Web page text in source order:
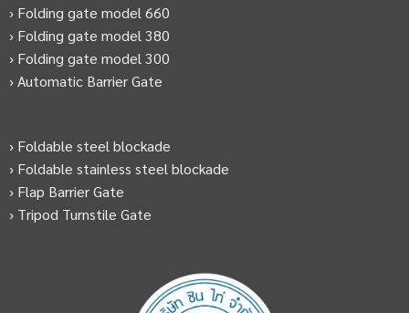
› Folding gate model 660
› Folding gate model 380
› Folding gate model 300
› Automatic Barrier Gate
› Foldable steel blockade
› Foldable stainless steel blockade
› Flap Barrier Gate
› Tripod Turnstile Gate